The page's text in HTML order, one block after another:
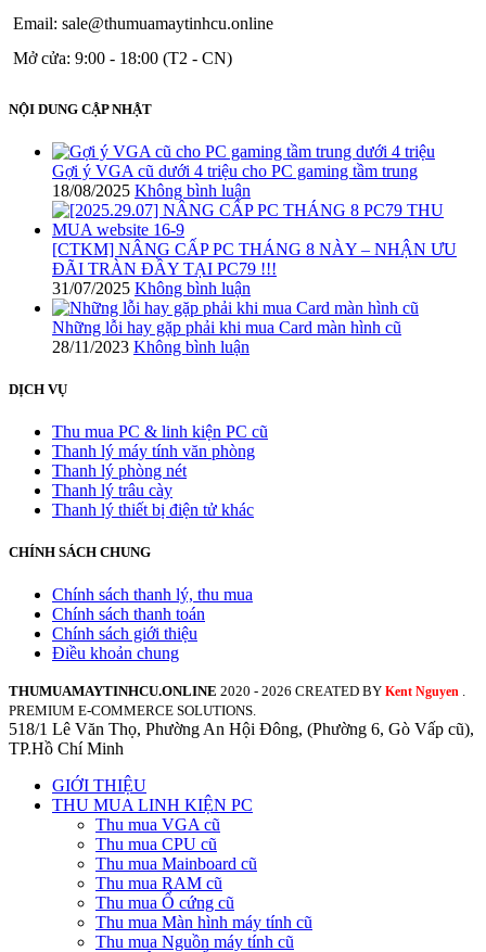
Email: sale@thumuamaytinhcu.online
Mở cửa: 9:00 - 18:00 (T2 - CN)
NỘI DUNG CẬP NHẬT
Gợi ý VGA cũ dưới 4 triệu cho PC gaming tầm trung
18/08/2025 Không bình luận
[CTKM] NÂNG CẤP PC THÁNG 8 NÀY – NHẬN ƯU
ĐÃI TRÀN ĐẦY TẠI PC79 !!!
31/07/2025 Không bình luận
Những lỗi hay gặp phải khi mua Card màn hình cũ
28/11/2023 Không bình luận
DỊCH VỤ
Thu mua PC & linh kiện PC cũ
Thanh lý máy tính văn phòng
Thanh lý phòng nét
Thanh lý trâu cày
Thanh lý thiết bị điện tử khác
CHÍNH SÁCH CHUNG
Chính sách thanh lý, thu mua
Chính sách thanh toán
Chính sách giới thiệu
Điều khoản chung
THUMUAMAYTINHCU.ONLINE 2020 - 2026 CREATED BY Kent Nguyen .
PREMIUM E-COMMERCE SOLUTIONS.
518/1 Lê Văn Thọ, Phường An Hội Đông, (Phường 6, Gò Vấp cũ),
TP.Hồ Chí Minh
GIỚI THIỆU
THU MUA LINH KIỆN PC
Thu mua VGA cũ
Thu mua CPU cũ
Thu mua Mainboard cũ
Thu mua RAM cũ
Thu mua Ổ cứng cũ
Thu mua Màn hình máy tính cũ
Thu mua Nguồn máy tính cũ